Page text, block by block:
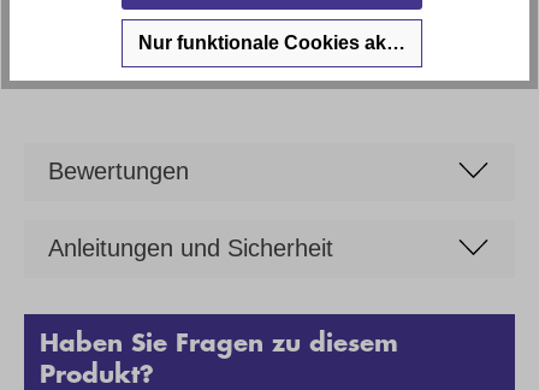
Bewertungen
Anleitungen und Sicherheit
Haben Sie Fragen zu diesem
Produkt?
Nur funktionale Cookies akzeptieren